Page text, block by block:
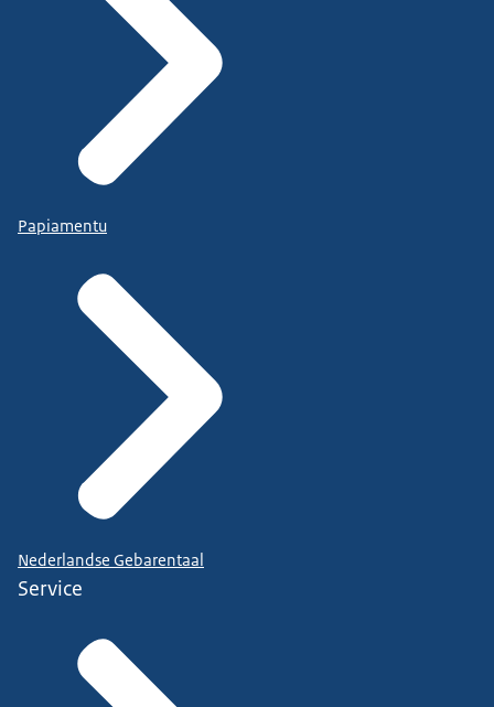
Papiamentu
Nederlandse Gebarentaal
Service